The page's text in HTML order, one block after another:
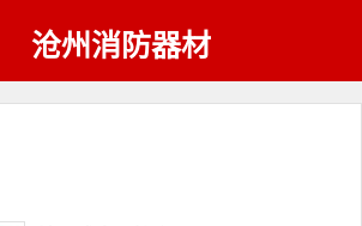
沧州消防器材